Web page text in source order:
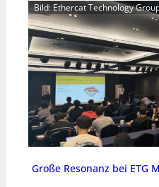
Bild: Ethercat Technology
Große Resonanz bei ETG